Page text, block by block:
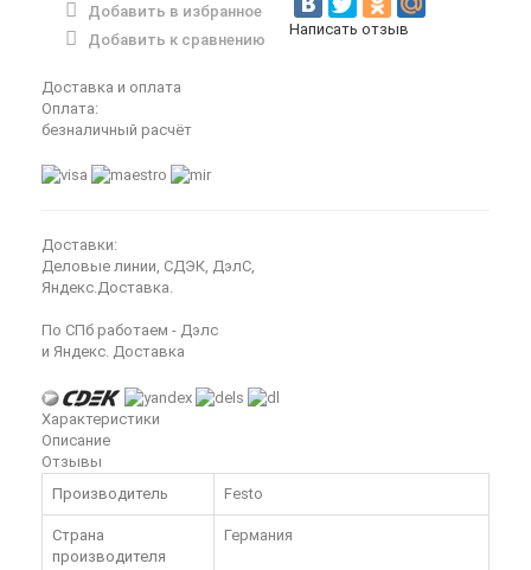
Добавить в избранное
Добавить к сравнению
Написать отзыв
Доставка и оплата
Оплата:
безналичный расчёт
Доставки:
Деловые линии, СДЭК, ДэлС,
Яндекс.Доставка.
По СПб работаем - Дэлс
и Яндекс. Доставка
Характеристики
Описание
Отзывы
Производитель
Festo
Страна
производителя
Германия